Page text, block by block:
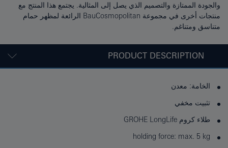
والجودة الممتازة والتصميم الذي يصل إلى المثالية. يجتمع هذا المنتج مع
منتجات أخرى في مجموعة BauCosmopolitan الرائعة لمظهر حمام
متناسق ومتناغم.
PRODUCT DESCRIPTION
الخامة: معدن
تثبيت مخفي
طلاء كروم GROHE LongLife
holding force: max. 5 kg